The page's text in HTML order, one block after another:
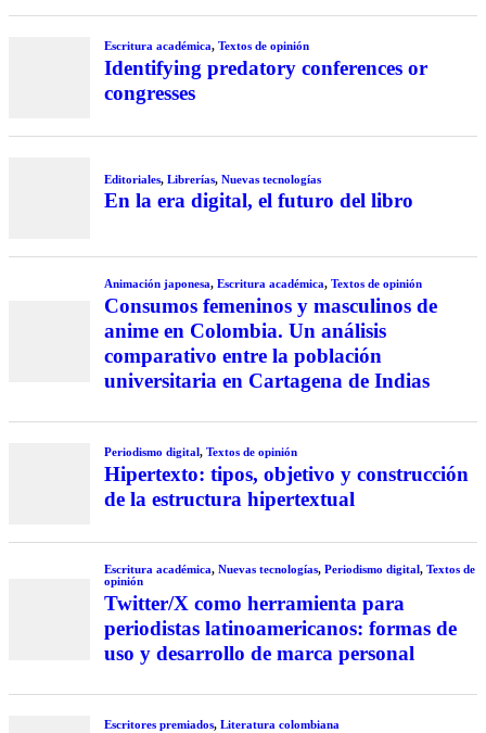
Escritura académica, Textos de opinión
Identifying predatory conferences or
congresses
Editoriales, Librerías, Nuevas tecnologías
En la era digital, el futuro del libro
Animación japonesa, Escritura académica, Textos de opinión
Consumos femeninos y masculinos de
anime en Colombia. Un análisis
comparativo entre la población
universitaria en Cartagena de Indias
Periodismo digital, Textos de opinión
Hipertexto: tipos, objetivo y construcción
de la estructura hipertextual
Escritura académica, Nuevas tecnologías, Periodismo digital, Textos de
opinión
Twitter/X como herramienta para
periodistas latinoamericanos: formas de
uso y desarrollo de marca personal
Escritores premiados, Literatura colombiana